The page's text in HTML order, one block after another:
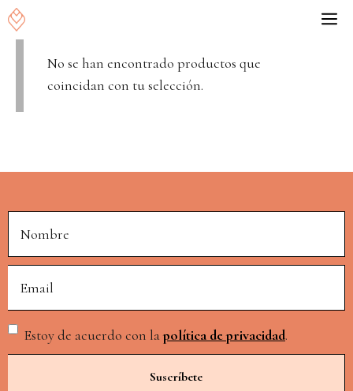
SaltarInicio
No se han encontrado productos que
coincidan con tu selección.
Estoy de acuerdo con lapolítica de privacidad.
Suscríbete